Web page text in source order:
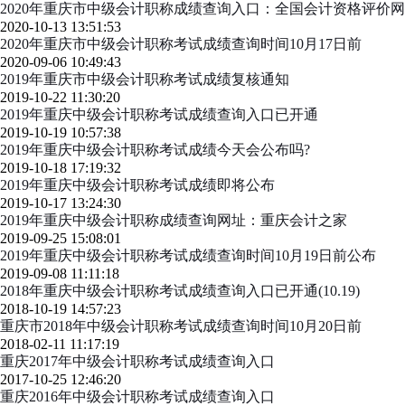
2020年重庆市中级会计职称成绩查询入口：全国会计资格评价网
2020-10-13 13:51:53
2020年重庆市中级会计职称考试成绩查询时间10月17日前
2020-09-06 10:49:43
2019年重庆市中级会计职称考试成绩复核通知
2019-10-22 11:30:20
2019年重庆中级会计职称考试成绩查询入口已开通
2019-10-19 10:57:38
2019年重庆中级会计职称考试成绩今天会公布吗?
2019-10-18 17:19:32
2019年重庆中级会计职称考试成绩即将公布
2019-10-17 13:24:30
2019年重庆中级会计职称成绩查询网址：重庆会计之家
2019-09-25 15:08:01
2019年重庆中级会计职称考试成绩查询时间10月19日前公布
2019-09-08 11:11:18
2018年重庆中级会计职称考试成绩查询入口已开通(10.19)
2018-10-19 14:57:23
重庆市2018年中级会计职称考试成绩查询时间10月20日前
2018-02-11 11:17:19
重庆2017年中级会计职称考试成绩查询入口
2017-10-25 12:46:20
重庆2016年中级会计职称考试成绩查询入口